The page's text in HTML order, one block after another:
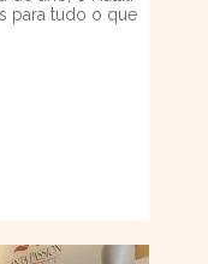
para tudo o que